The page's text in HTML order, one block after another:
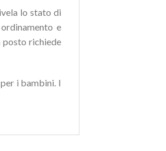
lo stato di
e
richiede
i bambini. I